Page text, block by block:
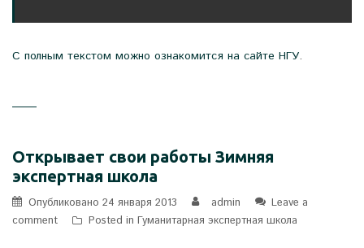
С полным текстом можно ознакомится на сайте НГУ.
Открывает свои работы Зимняя
экспертная школа
Опубликовано 24 января 2013 admin
Leave a
comment
Posted in Гуманитарная экспертная школа